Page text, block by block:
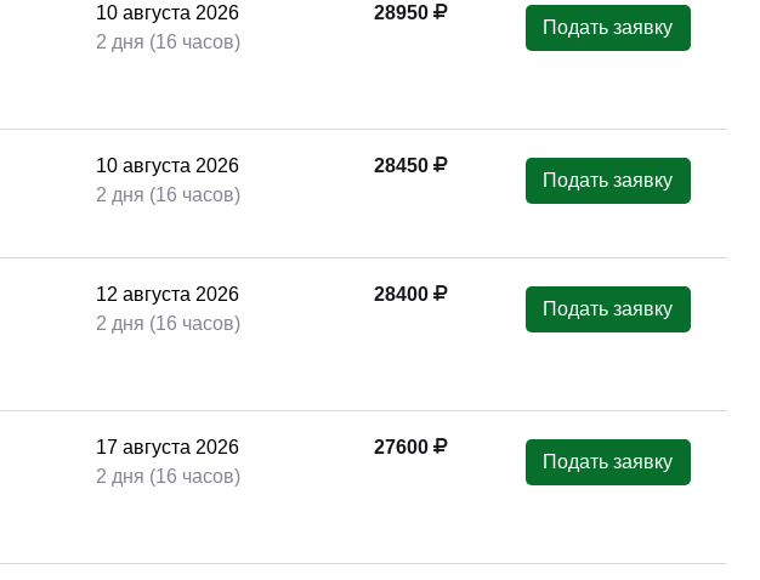
10 августа 2026
2 дня (16 часов)
28950
Подать заявку
10 августа 2026
2 дня (16 часов)
28450
Подать заявку
12 августа 2026
2 дня (16 часов)
28400
Подать заявку
17 августа 2026
2 дня (16 часов)
27600
Подать заявку